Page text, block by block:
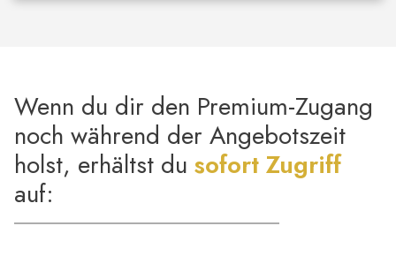
Wenn du dir den Premium-Zugang
noch während der Angebotszeit
holst, erhältst du sofort Zugriff
auf: